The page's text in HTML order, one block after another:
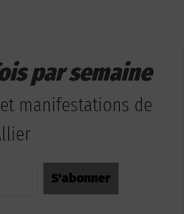
par semaine
manifestations de